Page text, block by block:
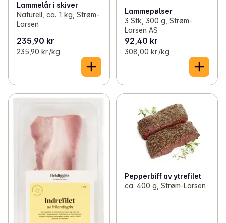
Lammelår i skiver
Naturell, ca. 1 kg, Strøm-
Larsen
235,90 kr
235,90 kr /kg
Lammepølser
3 Stk, 300 g, Strøm-
Larsen AS
92,40 kr
308,00 kr /kg
Pepperbiff av ytrefilet
ca. 400 g, Strøm-Larsen